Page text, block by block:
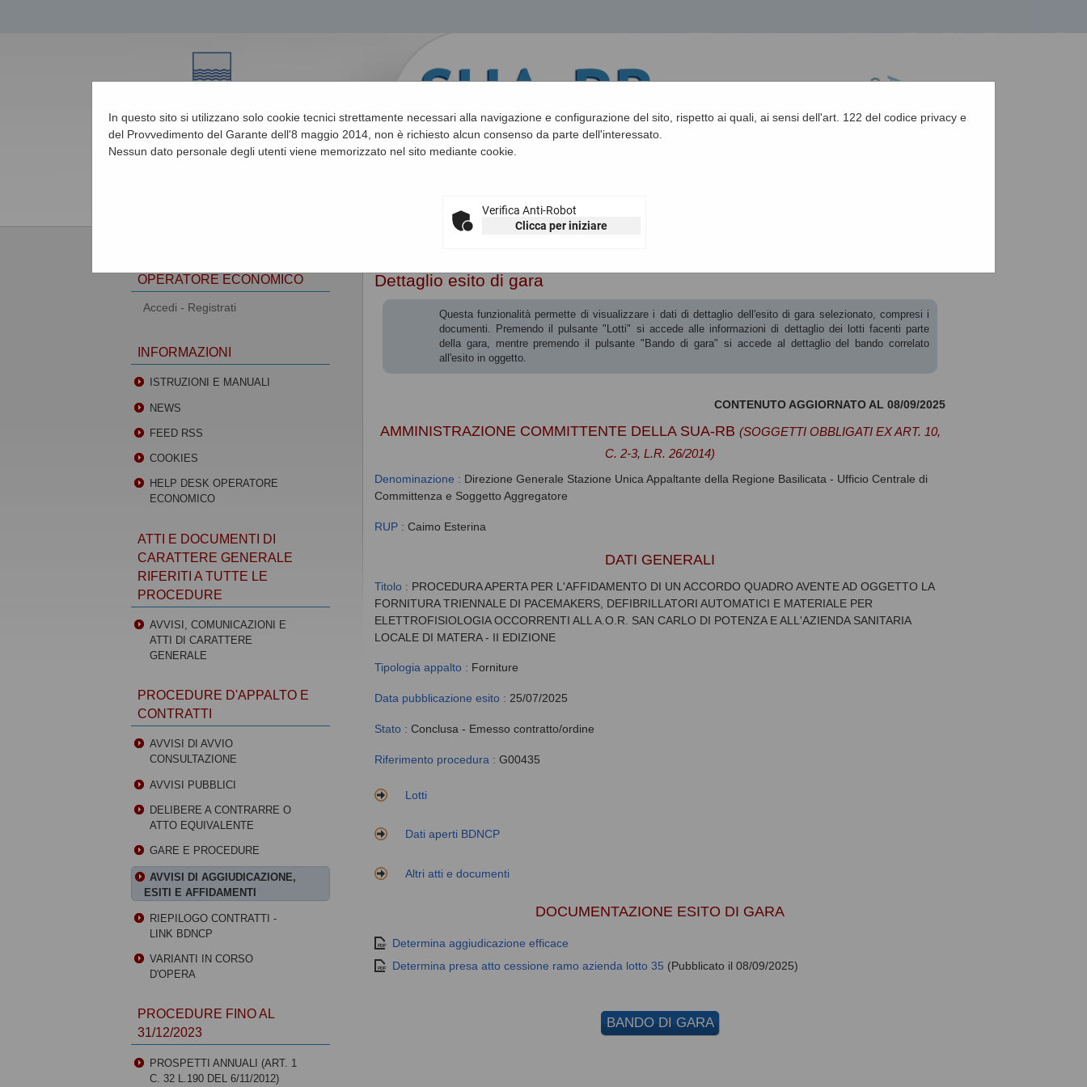
Procedure d'appalto e contratti
In questo sito si utilizzano solo cookie tecnici strettamente necessari alla navigazione e configurazione del sito, rispetto ai quali, ai sensi dell'art. 122 del codice privacy e
del Provvedimento del Garante dell'8 maggio 2014, non è richiesto alcun consenso da parte dell'interessato.
Nessun dato personale degli utenti viene memorizzato nel sito mediante cookie.
Verifica Anti-Robot
Clicca per iniziare
Dettaglio esito di gara
Questa funzionalità permette di visualizzare i dati di dettaglio dell'esito di gara selezionato, compresi i
documenti. Premendo il pulsante "Lotti" si accede alle informazioni di dettaglio dei lotti facenti parte
della gara, mentre premendo il pulsante "Bando di gara" si accede al dettaglio del bando correlato
all'esito in oggetto.
CONTENUTO AGGIORNATO AL 08/09/2025
AMMINISTRAZIONE COMMITTENTE DELLA SUA-RB (SOGGETTI OBBLIGATI EX ART. 10,
C. 2-3, L.R. 26/2014)
Denominazione : Direzione Generale Stazione Unica Appaltante della Regione Basilicata - Ufficio Centrale di
Committenza e Soggetto Aggregatore
RUP : Caimo Esterina
DATI GENERALI
Titolo : PROCEDURA APERTA PER L'AFFIDAMENTO DI UN ACCORDO QUADRO AVENTE AD OGGETTO LA
FORNITURA TRIENNALE DI PACEMAKERS, DEFIBRILLATORI AUTOMATICI E MATERIALE PER
ELETTROFISIOLOGIA OCCORRENTI ALL A.O.R. SAN CARLO DI POTENZA E ALL'AZIENDA SANITARIA
LOCALE DI MATERA - II EDIZIONE
Tipologia appalto : Forniture
Data pubblicazione esito : 25/07/2025
Stato : Conclusa - Emesso contratto/ordine
Riferimento procedura : G00435
Lotti
Dati aperti BDNCP
Altri atti e documenti
DOCUMENTAZIONE ESITO DI GARA
Determina aggiudicazione efficace
Determina presa atto cessione ramo azienda lotto 35 (Pubblicato il 08/09/2025)
OPERATORE ECONOMICO
Accedi - Registrati
INFORMAZIONI
ISTRUZIONI E MANUALI
NEWS
FEED RSS
COOKIES
HELP DESK OPERATORE
ECONOMICO
ATTI E DOCUMENTI DI
CARATTERE GENERALE
RIFERITI A TUTTE LE
PROCEDURE
AVVISI, COMUNICAZIONI E
ATTI DI CARATTERE
GENERALE
PROCEDURE D'APPALTO E
CONTRATTI
AVVISI DI AVVIO
CONSULTAZIONE
AVVISI PUBBLICI
DELIBERE A CONTRARRE O
ATTO EQUIVALENTE
GARE E PROCEDURE
AVVISI DI AGGIUDICAZIONE,
ESITI E AFFIDAMENTI
RIEPILOGO CONTRATTI -
LINK BDNCP
VARIANTI IN CORSO
D'OPERA
PROCEDURE FINO AL
31/12/2023
PROSPETTI ANNUALI (ART. 1
C. 32 L.190 DEL 6/11/2012)